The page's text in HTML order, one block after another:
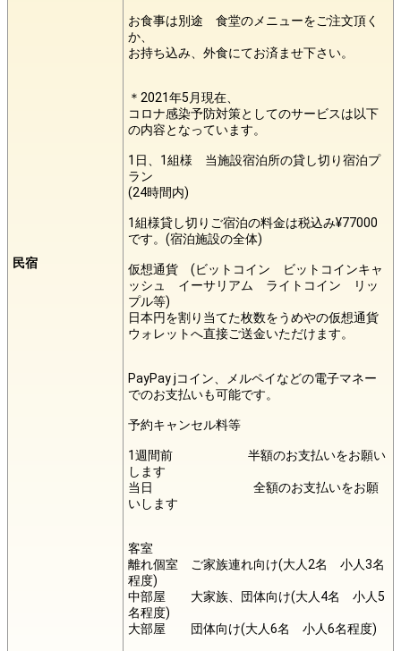
民宿
お食事は別途 食堂のメニューをご注文頂く
か、
お持ち込み、外食にてお済ませ下さい。
＊2021年5月現在、
コロナ感染予防対策としてのサービスは以下
の内容となっています。
1日、1組様 当施設宿泊所の貸し切り宿泊プ
ラン
(24時間内)
1組様貸し切りご宿泊の料金は税込み¥77000
です。(宿泊施設の全体)
仮想通貨 (ビットコイン ビットコインキャ
ッシュ イーサリアム ライトコイン リッ
プル等)
日本円を割り当てた枚数をうめやの仮想通貨
ウォレットへ直接ご送金いただけます。
PayPay jコイン、メルペイなどの電子マネー
でのお支払いも可能です。
予約キャンセル料等
1週間前 半額のお支払いをお願い
します
当日 全額のお支払いをお願
いします
客室
離れ個室 ご家族連れ向け(大人2名 小人3名
程度)
中部屋 大家族、団体向け(大人4名 小人5
名程度)
大部屋 団体向け(大人6名 小人6名程度)